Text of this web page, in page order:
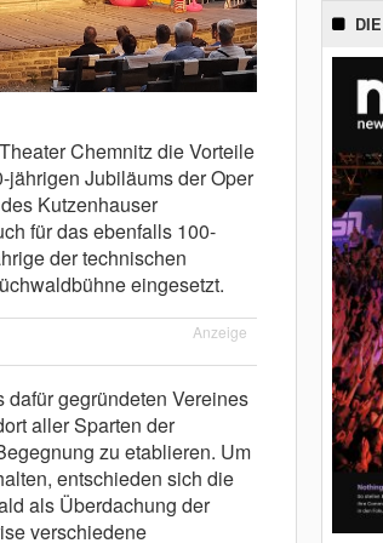
Chemnitz die Vorteile
jährigen Jubiläums der Oper
Kutzenhauser
für das ebenfalls 100-
der technischen
eingesetzt.
Anzeige
gegründeten Vereines
aller Sparten der
zu etablieren. Um
entschieden sich die
als Überdachung der
verschiedene